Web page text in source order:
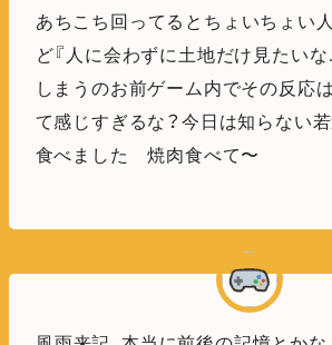
あちこち回ってるとちょいちょい
ど『人に会わずに土地だけ見たい
しまうのお前ゲーム内でその反応は
て感じすぎるな？今日は知らない
食べました 焼肉食べて〜